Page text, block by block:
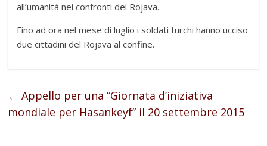
all’umanità nei confronti del Rojava.
Fino ad ora nel mese di luglio i soldati turchi hanno ucciso
due cittadini del Rojava al confine.
← Appello per una “Giornata d’iniziativa
mondiale per Hasankeyf” il 20 settembre 2015